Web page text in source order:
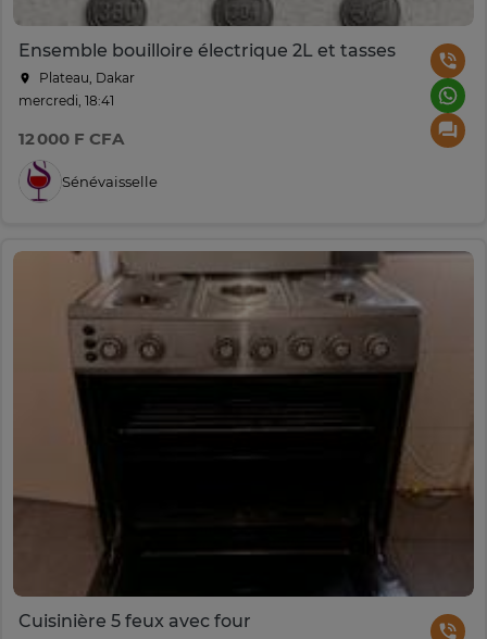
Ensemble bouilloire électrique 2L et tasses
Plateau, Dakar
mercredi, 18:41
12 000 F CFA
Sénévaisselle
Cuisinière 5 feux avec four